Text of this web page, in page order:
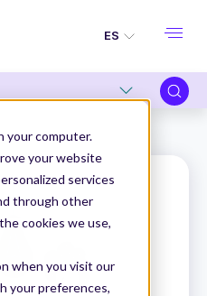
your computer.
your website
services
through other
cookies we use,
when you visit our
your preferences,
ES
Persona